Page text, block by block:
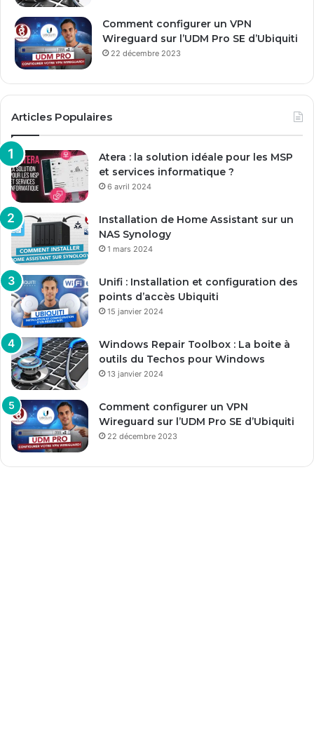
Comment configurer un VPN
Wireguard sur l’UDM Pro SE d’Ubiquiti
22 décembre 2023
Articles Populaires
Atera : la solution idéale pour les MSP
et services informatique ?
6 avril 2024
Installation de Home Assistant sur un
NAS Synology
1 mars 2024
Unifi : Installation et configuration des
points d’accès Ubiquiti
15 janvier 2024
Windows Repair Toolbox : La boite à
outils du Techos pour Windows
13 janvier 2024
Comment configurer un VPN
Wireguard sur l’UDM Pro SE d’Ubiquiti
22 décembre 2023